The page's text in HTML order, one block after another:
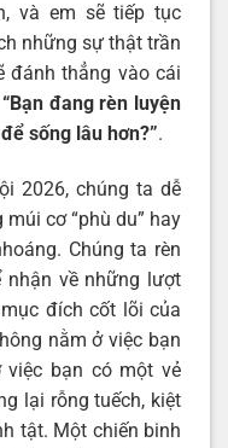
và em sẽ tiếp tục
những sự thật trần
đánh thẳng vào cái
“Bạn đang rèn luyện
sống lâu hơn?”.
2026, chúng ta dễ
cơ “phù du” hay
Chúng ta rèn
nhận về những lượt
đích cốt lõi của
nằm ở việc bạn
việc bạn có một vẻ
lại rỗng tuếch, kiệt
tật. Một chiến binh